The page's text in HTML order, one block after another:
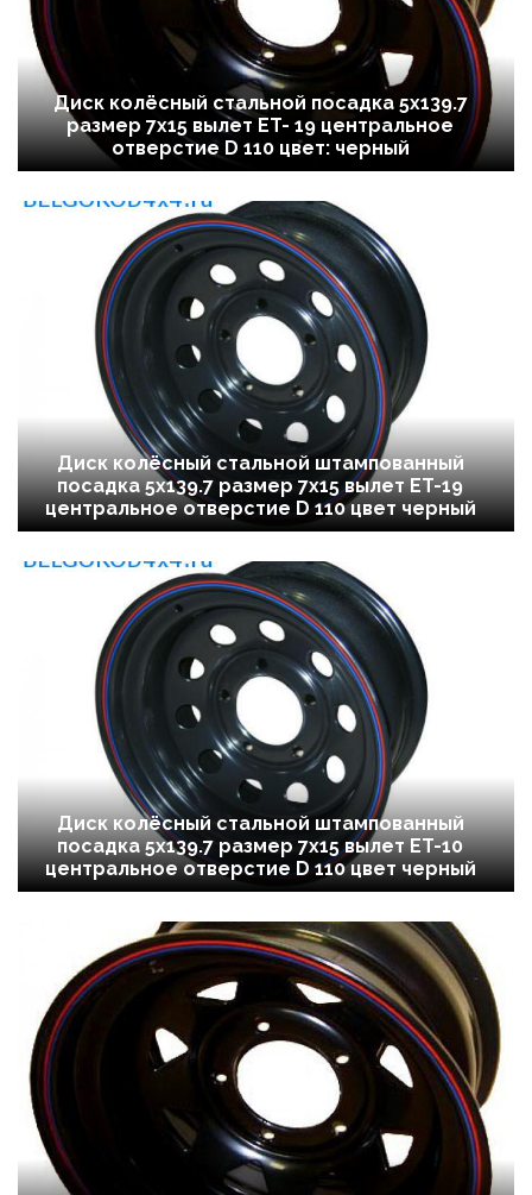
Диск колёсный стальной посадка 5x139.7
размер 7х15 вылет ET- 19 центральное
отверстие D 110 цвет: черный
Диск колёсный стальной штампованный
посадка 5x139.7 размер 7х15 вылет ET-19
центральное отверстие D 110 цвет черный
Диск колёсный стальной штампованный
посадка 5x139.7 размер 7х15 вылет ET-10
центральное отверстие D 110 цвет черный